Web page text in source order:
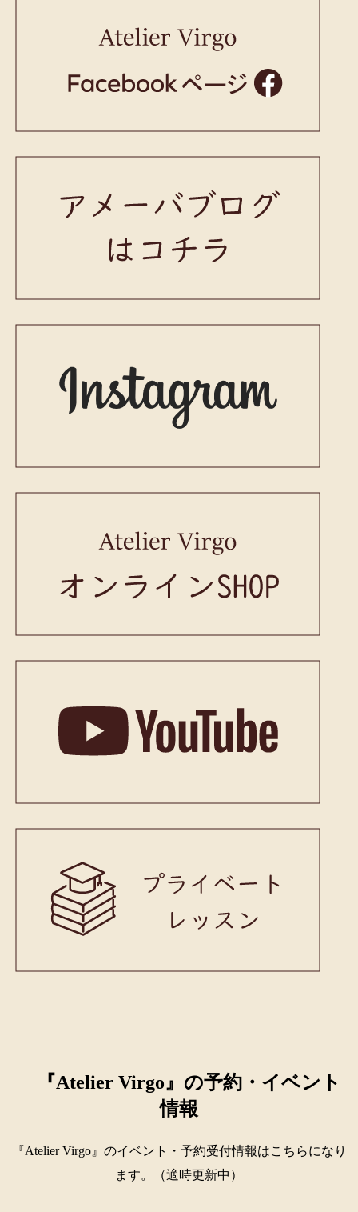
『Atelier Virgo』の予約・イベント
情報
『Atelier Virgo』のイベント・予約受付情報はこちらになり
ます。（適時更新中）